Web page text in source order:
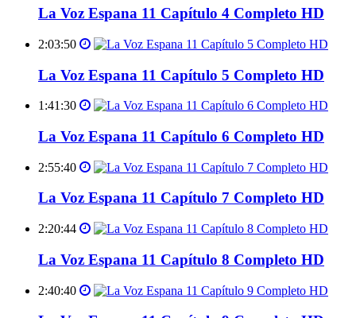
La Voz Espana 11 Capítulo 4 Completo HD
2:03:50
La Voz Espana 11 Capítulo 5 Completo HD
1:41:30
La Voz Espana 11 Capítulo 6 Completo HD
2:55:40
La Voz Espana 11 Capítulo 7 Completo HD
2:20:44
La Voz Espana 11 Capítulo 8 Completo HD
2:40:40